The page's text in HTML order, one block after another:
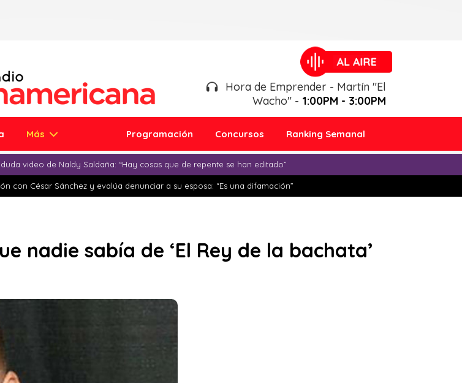
Hora de Emprender - Martín "El
Wacho" - 1:00PM - 3:00PM
Más Programación Concursos Ranking Semanal
video de Naldy Saldaña: “Hay cosas que de repente se han editado”
con César Sánchez y evalúa denunciar a su esposa: “Es una difamación”
nadie sabía de ‘El Rey de la bachata’